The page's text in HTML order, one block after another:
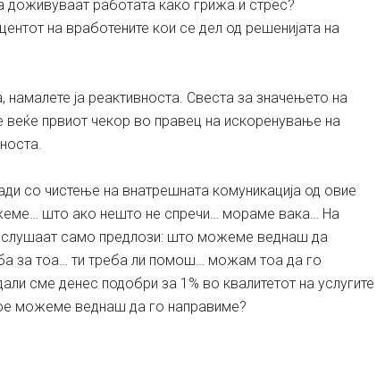
доживуваат работата како грижа и стрес?
на вработените кои се дел од решенијата на
намалете ја реактивноста. Свеста за значењето на
веќе првиот чекор во правец на искоренување на
со чистење на внатрешната комуникација од овие
што ако нешто не спречи… мораме вака… На
слушаат само предлози: што можеме веднаш да
за тоа… ти треба ли помош… можам тоа да го
сме денес подобри за 1% во квалитетот на услугите
можеме веднаш да го направиме?